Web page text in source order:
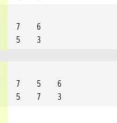
7
5
6
3
7
5
5
7
6
3